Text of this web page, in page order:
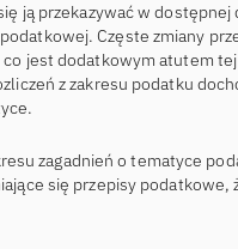
ją przekazywać w dostępnej
Częste zmiany
jest dodatkowym atutem
z zakresu podatku
zagadnień o tematyce
się przepisy podatkowe,